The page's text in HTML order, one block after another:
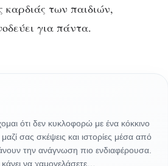
καρδιάς των παιδιών,
για πάντα.
ότι δεν κυκλοφορώ με ένα κόκκινο
σας σκέψεις και ιστορίες μέσα από
την ανάγνωση πιο ενδιαφέρουσα.
να χαμογελάσετε…